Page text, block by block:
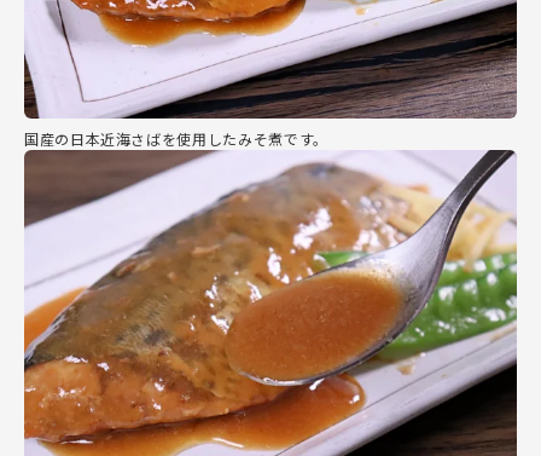
国産の日本近海さばを使用したみそ煮です。